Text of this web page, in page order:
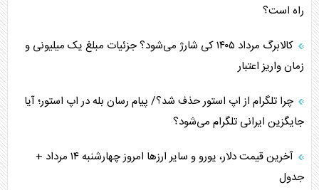
راه است؟
کالابرگ مرداد ۱۴۰۵ کی شارژ می‌شود؟ جزئیات مبلغ یک میلیونی و
زمان واریز اعتبار
چرا تلگرام از اپ استور حذف شد؟/ پیام رسان بله در اپ استور؛ آیا
جایگزین ایرانی تلگرام می‌شود؟
آخرین قیمت دلار، یورو و سایر ارز‌ها امروز چهارشنبه ۱۴ مرداد +
جدول